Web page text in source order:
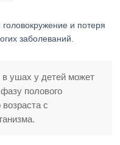
и потеря
заболеваний.
ушах у детей может
полового
с